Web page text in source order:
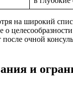
на широкий
о
очной
и